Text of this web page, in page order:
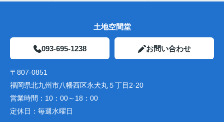
土地空間堂
093-695-1238 お問い合わせ
〒807-0851
福岡県北九州市八幡西区永犬丸５丁目2-20
営業時間： 10：00～18：00
定休日： 毎週水曜日